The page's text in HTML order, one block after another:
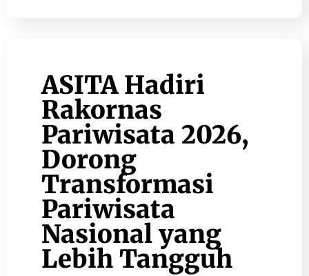
ASITA Hadiri
Rakornas
Pariwisata 2026,
Dorong
Transformasi
Pariwisata
Nasional yang
Lebih Tangguh